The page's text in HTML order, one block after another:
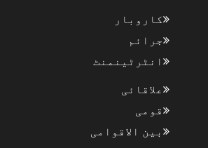
کاروبار
جرائم
انٹرٹینمنٹ
علاقائی
قومی
بین الاقوامی